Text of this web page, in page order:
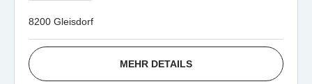
8200 Gleisdorf
MEHR DETAILS